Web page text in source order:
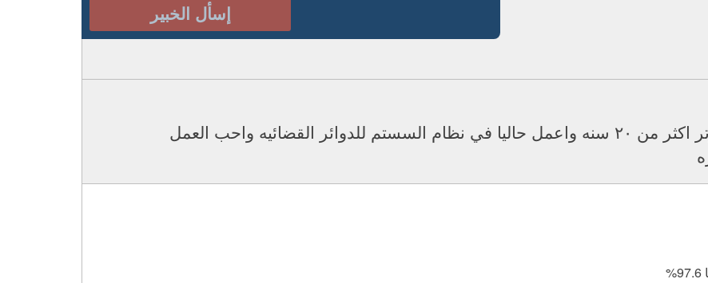
إسأل الخبير
شهادة خبرة في مجال الكمبيوتر اكثر من ٢٠ سنه واعمل حاليا في نظام السستم للدوائر القضائيه واحب العمل